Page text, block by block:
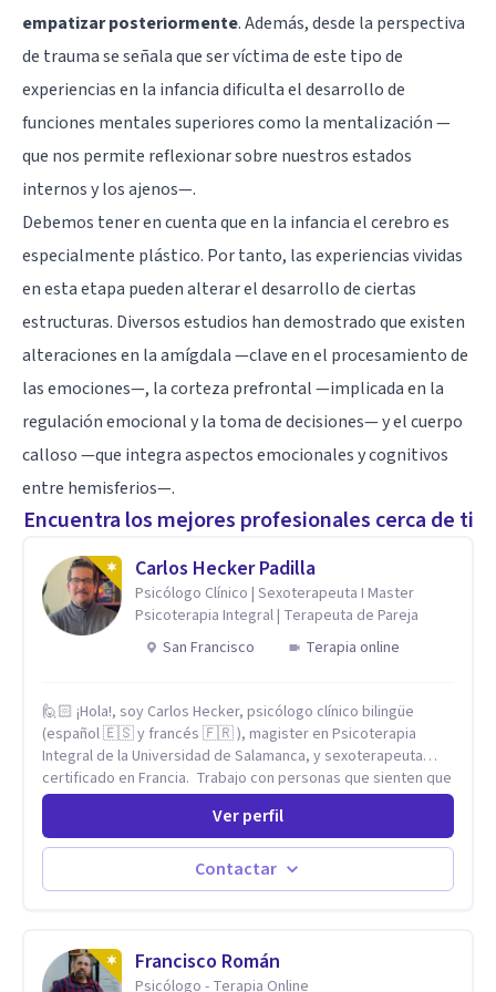
empatizar posteriormente. Además, desde la perspectiva
de trauma se señala que ser víctima de este tipo de
experiencias en la infancia dificulta el desarrollo de
funciones mentales superiores como la mentalización —
que nos permite reflexionar sobre nuestros estados
internos y los ajenos—.
Debemos tener en cuenta que en la infancia el cerebro es
especialmente plástico. Por tanto, las experiencias vividas
en esta etapa pueden alterar el desarrollo de ciertas
estructuras. Diversos estudios han demostrado que existen
alteraciones en la amígdala —clave en el procesamiento de
las emociones—, la corteza prefrontal —implicada en la
regulación emocional y la toma de decisiones— y el cuerpo
calloso —que integra aspectos emocionales y cognitivos
entre hemisferios—.
Encuentra los mejores profesionales cerca de ti
Carlos Hecker Padilla
Psicólogo Clínico | Sexoterapeuta I Master
Psicoterapia Integral | Terapeuta de Pareja
San Francisco
Terapia online
🙋🏻 ¡Hola!, soy Carlos Hecker, psicólogo clínico bilingüe
(español 🇪🇸 y francés 🇫🇷 ), magister en Psicoterapia
Integral de la Universidad de Salamanca, y sexoterapeuta
certificado en Francia. Trabajo con personas que sienten que
algo en su vida dejó de calzar: ansiedad que se desborda,
tristeza que no se va, duelos que se alargan, relaciones que
repiten el mismo patrón o preguntas en torno a la sexualidad
y la identidad que necesitan un espacio seguro para ser
habladas. Mi orientación teórica integra una mirada
contigo, con las demás personas y con tu entorno. Además
de mi formación en psicoterapia, cuento con especialización
Ver perfil
Contactar
Francisco Román
Psicólogo - Terapia Online